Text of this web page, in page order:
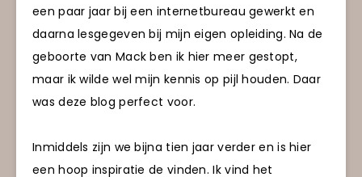
een paar jaar bij een internetbureau gewerkt en
daarna lesgegeven bij mijn eigen opleiding. Na de
geboorte van Mack ben ik hier meer gestopt,
maar ik wilde wel mijn kennis op pijl houden. Daar
was deze blog perfect voor.
Inmiddels zijn we bijna tien jaar verder en is hier
een hoop inspiratie de vinden. Ik vind het